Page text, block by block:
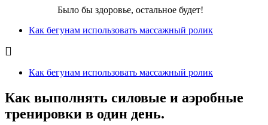
Было бы здоровье, остальное будет!
Как бегунам использовать массажный ролик
Как бегунам использовать массажный ролик
Как выполнять силовые и аэробные
тренировки в один день.